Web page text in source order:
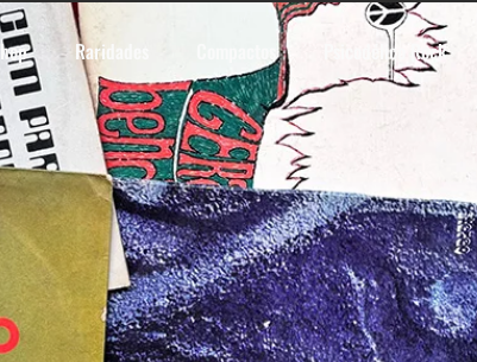
Raridades Compactos Psicodélico Rock